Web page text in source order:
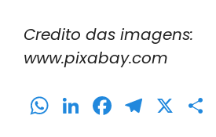
Credito das imagens:
www.pixabay.com
W Li F T X